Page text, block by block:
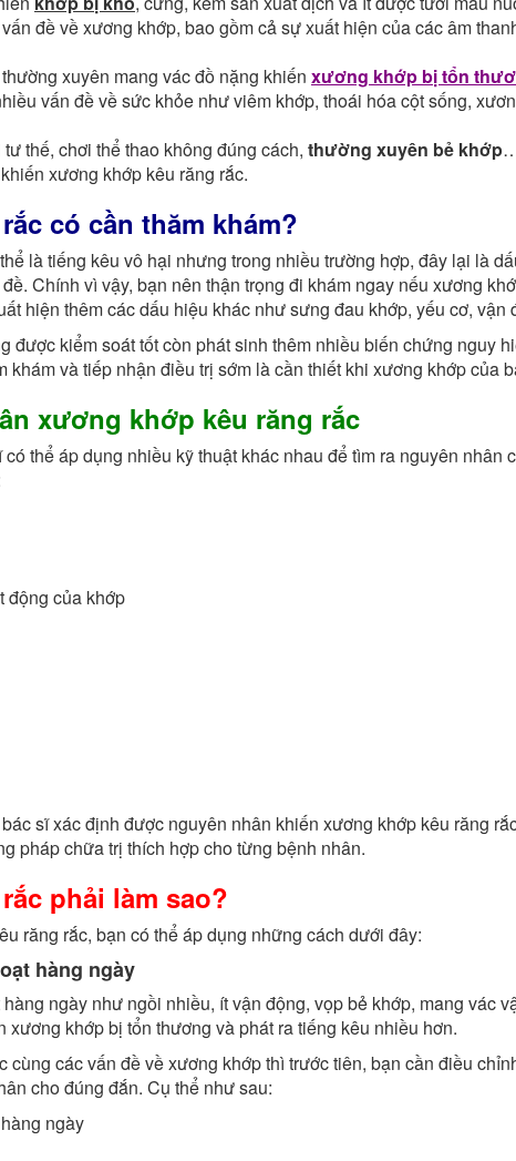
đề về xương khớp, bao gồm cả sự xuất hiện của các âm
xuyên mang vác đồ nặng khiến xương khớp bị tổn
vấn đề về sức khỏe như viêm khớp, thoái hóa cột sống,
thế, chơi thể thao không đúng cách, thường xuyên bẻ khớp
xương khớp kêu răng rắc.
có cần thăm khám?
là tiếng kêu vô hại nhưng trong nhiều trường hợp, đây lại là
Chính vì vậy, bạn nên thận trọng đi khám ngay nếu xương
hiện thêm các dấu hiệu khác như sưng đau khớp, yếu cơ, vận
được kiểm soát tốt còn phát sinh thêm nhiều biến chứng nguy
khám và tiếp nhận điều trị sớm là cần thiết khi xương khớp của
xương khớp kêu răng rắc
thể áp dụng nhiều kỹ thuật khác nhau để tìm ra nguyên nhân
động của khớp
sĩ xác định được nguyên nhân khiến xương khớp kêu răng
pháp chữa trị thích hợp cho từng bệnh nhân.
phải làm sao?
răng rắc, bạn có thể áp dụng những cách dưới đây:
hàng ngày
ngày như ngồi nhiều, ít vận động, vọp bẻ khớp, mang vác
khớp bị tổn thương và phát ra tiếng kêu nhiều hơn.
cùng các vấn đề về xương khớp thì trước tiên, bạn cần điều
cho đúng đắn. Cụ thể như sau:
ngày